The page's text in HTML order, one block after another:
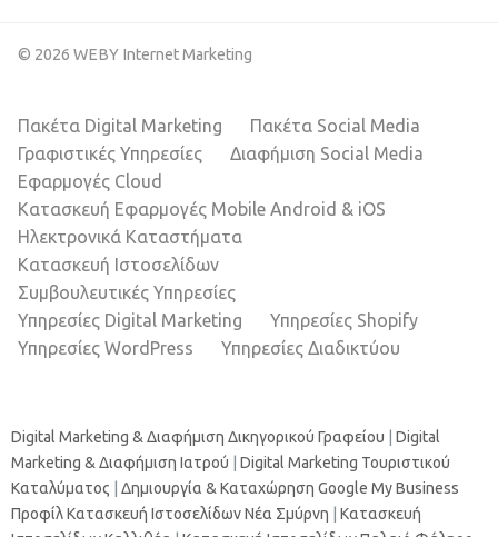
© 2026 WEBY Internet Marketing
Πακέτα Digital Marketing
Πακέτα Social Media
Γραφιστικές Υπηρεσίες
Διαφήμιση Social Media
Εφαρμογές Cloud
Κατασκευή Εφαρμογές Mobile Android & iOS
Ηλεκτρονικά Καταστήματα
Κατασκευή Ιστοσελίδων
Συμβουλευτικές Υπηρεσίες
Υπηρεσίες Digital Marketing
Υπηρεσίες Shopify
Υπηρεσίες WordPress
Υπηρεσίες Διαδικτύου
Digital Marketing & Διαφήμιση Δικηγορικού Γραφείου
Digital
Marketing & Διαφήμιση Ιατρού
Digital Marketing Τουριστικού
Καταλύματος
Δημιουργία & Καταχώρηση Google My Business
ΠροφίλΚατασκευή Ιστοσελίδων Νέα Σμύρνη
Κατασκευή